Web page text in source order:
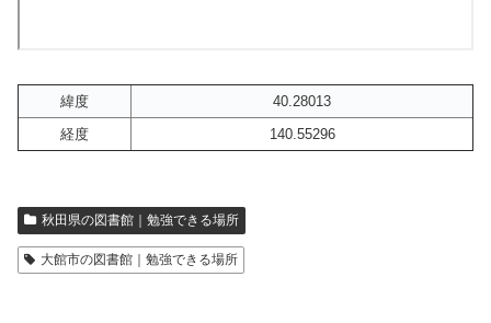
緯度
40.28013
経度
140.55296
秋田県の図書館｜勉強できる場所
大館市の図書館｜勉強できる場所